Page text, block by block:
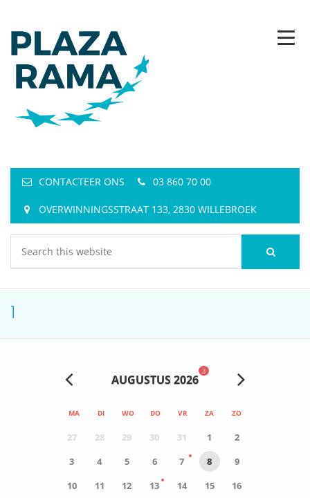
CONTACTEER ONS 03 860 70 00
OVERWINNINGSSTRAAT 133, 2830 WILLEBROEK
1
AUGUSTUS 2026
3
MA DI WO DO VR ZA ZO
27 28 29 30 31 1
2
3
4 5 6 7 8
9
10
11 12 13 14 15
16